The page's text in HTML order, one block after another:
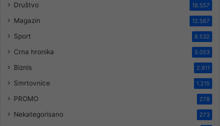
Društvo 18.557
Magazin 12.567
Sport 8.532
Crna hronika 5.053
Biznis 2.911
Smrtovnice 1.215
PROMO 278
Nekategorisano 273